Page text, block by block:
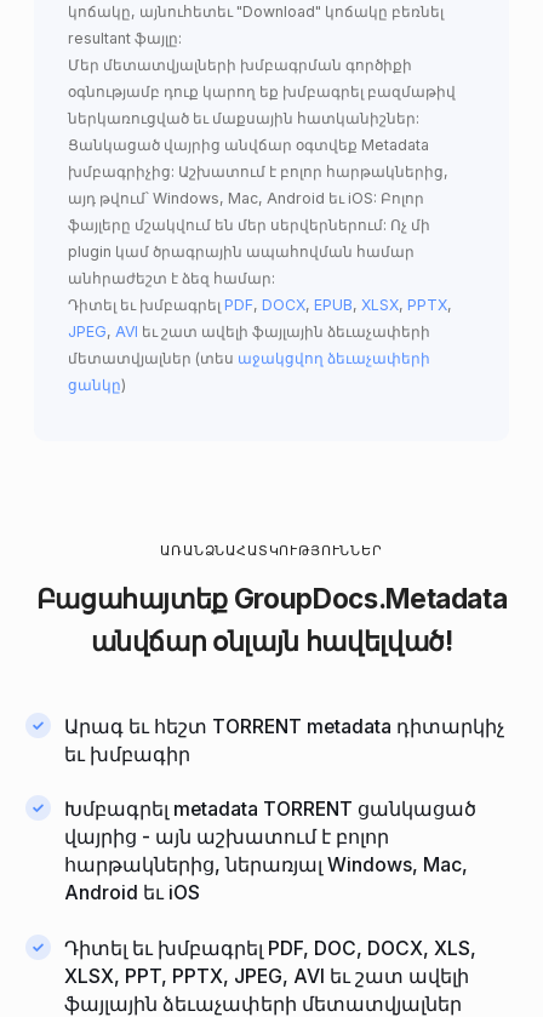
կոճակը, այնուհետեւ "Download" կոճակը բեռնել
resultant ֆայլը:
Մեր մետատվյալների խմբագրման գործիքի
օգնությամբ դուք կարող եք խմբագրել բազմաթիվ
ներկառուցված եւ մաքսային հատկանիշներ:
Ցանկացած վայրից անվճար օգտվեք Metadata
խմբագրիչից: Աշխատում է բոլոր հարթակներից,
այդ թվում՝ Windows, Mac, Android եւ iOS: Բոլոր
ֆայլերը մշակվում են մեր սերվերներում: Ոչ մի
plugin կամ ծրագրային ապահովման համար
անհրաժեշտ է ձեզ համար:
Դիտել եւ խմբագրել PDF, DOCX, EPUB, XLSX, PPTX,
JPEG, AVI եւ շատ ավելի ֆայլային ձեւաչափերի
մետատվյալներ (տես աջակցվող ձեւաչափերի
ցանկը)
ԱՌԱՆՁՆԱՀԱՏԿՈՒԹՅՈՒՆՆԵՐ
Բացահայտեք GroupDocs.Metadata
անվճար օնլայն հավելված!
Արագ եւ հեշտ TORRENT metadata դիտարկիչ
եւ խմբագիր
Խմբագրել metadata TORRENT ցանկացած
վայրից - այն աշխատում է բոլոր
հարթակներից, ներառյալ Windows, Mac,
Android եւ iOS
Դիտել եւ խմբագրել PDF, DOC, DOCX, XLS,
XLSX, PPT, PPTX, JPEG, AVI եւ շատ ավելի
ֆայլային ձեւաչափերի մետատվյալներ